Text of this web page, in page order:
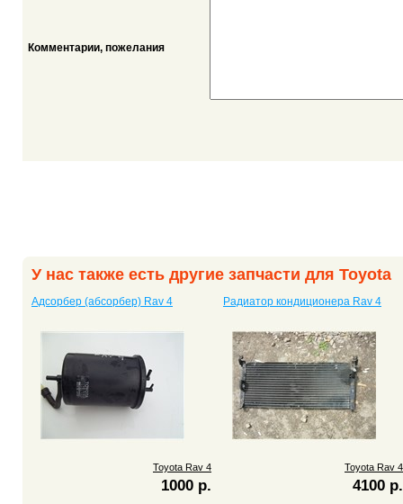
Комментарии, пожелания
У нас также есть другие запчасти для Toyota
Адсорбер (абсорбер) Rav 4
Toyota Rav 4
1000 р.
Радиатор кондиционера Rav 4
Toyota Rav 4
4100 р.